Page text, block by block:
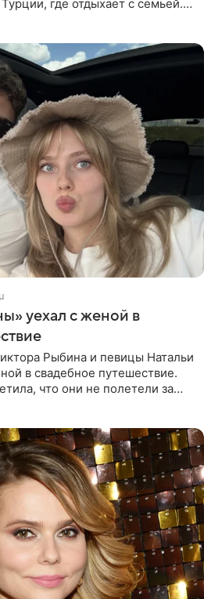
где отдыхает с семьей.
уехал с женой в
Рыбина и певицы Натальи
в свадебное путешествие.
что они не полетели за